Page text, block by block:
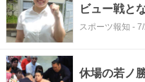
ビュー戦と
「右肩の骨
スポーツ報知 -
休場の若ノ